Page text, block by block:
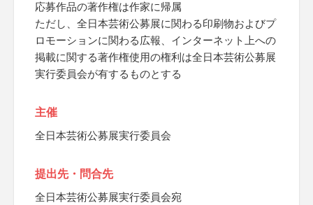
応募作品の著作権は作家に帰属
ただし、全日本芸術公募展に関わる印刷物およびプ
ロモーションに関わる広報、インターネット上への
掲載に関する著作権使用の権利は全日本芸術公募展
実行委員会が有するものとする
主催
全日本芸術公募展実行委員会
提出先・問合先
全日本芸術公募展実行委員会宛